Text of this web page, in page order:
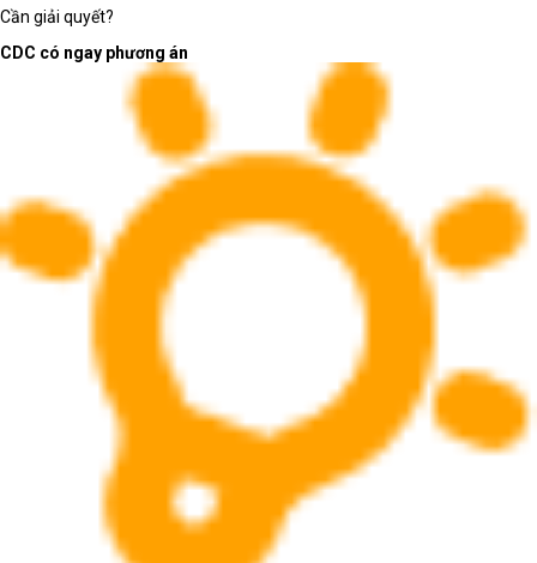
Cần giải quyết?
CDC có ngay phương án